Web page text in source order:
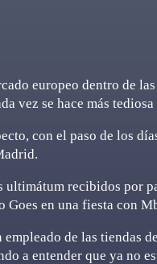
europeo dentro de
vez se hace más tediosa
con el paso de los
ultimátum recibidos por
en una fiesta con
de las tiendas
a entender que ya no